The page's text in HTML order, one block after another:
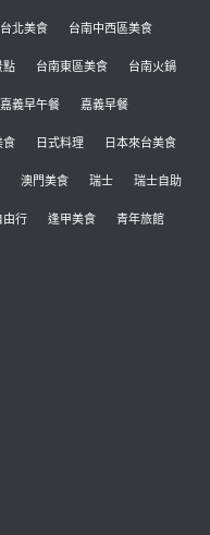
台北美食 台南中西區美食
點 台南東區美食 台南火鍋
嘉義早午餐 嘉義早餐
食 日式料理 日本來台美食
澳門美食 瑞士 瑞士自助
由行 逢甲美食 青年旅館